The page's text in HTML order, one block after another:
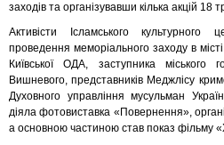
заходів та організувавши кілька акцій 18
Активісти Ісламського
проведення меморіального заходу в
Київської ОДА, заступника міського
Вишневого, представників Меджлісу
Духовного управління мусульман
діяла фотовиставка «Повернення»,
а основною частиною став показ фільму